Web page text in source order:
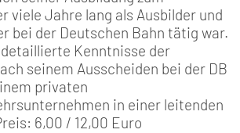
viele Jahre lang als Ausbilder und
bei der Deutschen Bahn tätig war.
Kenntnisse der
seinem Ausscheiden bei der DB
privaten
in einer leitenden
6,00 / 12,00 Euro